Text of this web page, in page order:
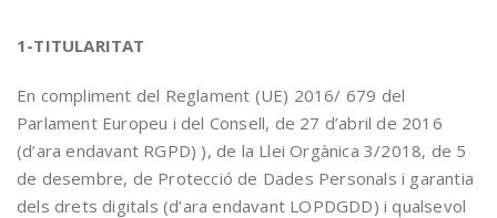
1-TITULARITAT
En compliment del Reglament (UE) 2016/ 679 del
Parlament Europeu i del Consell, de 27 d’abril de 2016
(d’ara endavant RGPD) ), de la Llei Orgànica 3/2018, de 5
de desembre, de Protecció de Dades Personals i garantia
dels drets digitals (d’ara endavant LOPDGDD) i qualsevol